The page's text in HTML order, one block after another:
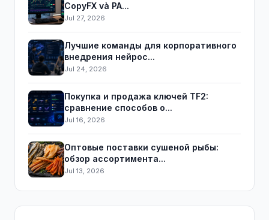
CopyFX và PA...
Jul 27, 2026
Лучшие команды для корпоративного
внедрения нейрос...
Jul 24, 2026
Покупка и продажа ключей TF2:
сравнение способов о...
Jul 16, 2026
Оптовые поставки сушеной рыбы:
обзор ассортимента...
Jul 13, 2026